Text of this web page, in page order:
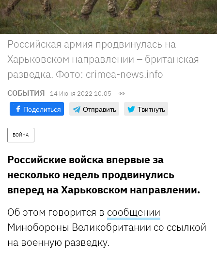
Российская армия продвинулась на
Харьковском направлении – британская
разведка. Фото: crimea-news.info
СОБЫТИЯ 14 Июня 2022 10:05
Поделиться Отправить Твитнуть
ВОЙНА
Российские войска впервые за
несколько недель продвинулись
вперед на Харьковском направлении.
Об этом говорится в сообщении
Минобороны Великобритании со ссылкой
на военную разведку.